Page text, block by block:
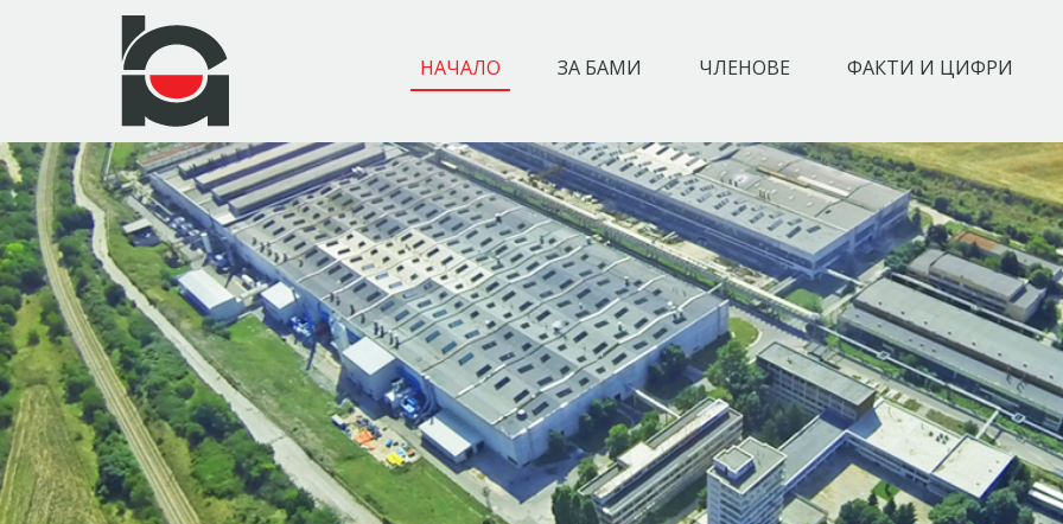
НАЧАЛО ЗА БАМИ ЧЛЕНОВЕ ФАКТИ И ЦИФРИ